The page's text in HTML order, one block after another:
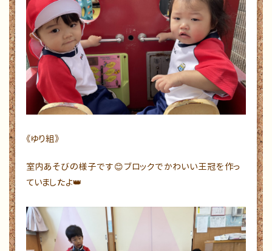
《ゆり組》
室内あそびの様子です😊ブロックでかわいい王冠を作っ
ていましたよ👑